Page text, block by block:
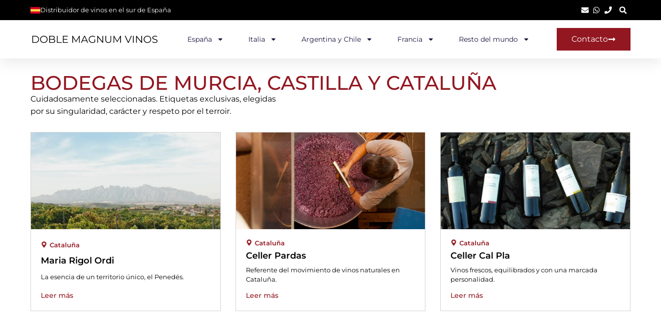
Distribuidor de vinos en el sur de España
España Italia Argentina y Chile Francia Resto del mundo Contacto
BODEGAS DE MURCIA, CASTILLA Y CATALUÑA
Cuidadosamente seleccionadas. Etiquetas exclusivas, elegidas
por su singularidad, carácter y respeto por el terroir.
Cataluña
Maria Rigol Ordi
La esencia de un territorio único, el Penedés.
Leer más
Cataluña
Celler Pardas
Referente del movimiento de vinos naturales en
Cataluña.
Leer más
Cataluña
Celler Cal Pla
Vinos frescos, equilibrados y con una marcada
personalidad.
Leer más